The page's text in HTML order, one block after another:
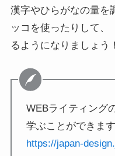
漢字やひらがなの量を
ッコを使ったりして、
るようになりましょう！
WEBライティング
学ぶことができます
https://japan-